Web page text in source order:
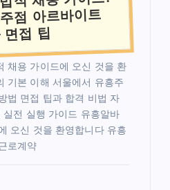
점 아르바이트
접 팁
채용 가이드에 오신 것을 환
기본 이해 서울에서 유흥주
법 면접 팁과 합격 비법 자
전 실행 가이드 유흥알바
오신 것을 환영합니다 유흥
로계약